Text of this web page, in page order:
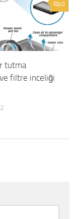
0
tutma
filtre inceliği